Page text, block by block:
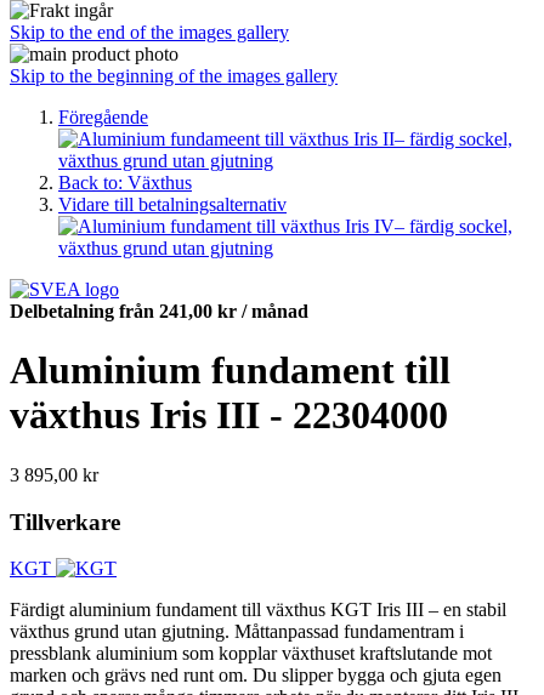
Skip to the end of the images gallery
Skip to the beginning of the images gallery
Föregående
Back to: Växthus
Vidare till betalningsalternativ
Delbetalning från 241,00 kr / månad
Aluminium fundament till
växthus Iris III - 22304000
3 895,00 kr
Tillverkare
KGT
Färdigt aluminium fundament till växthus KGT Iris III – en stabil
växthus grund utan gjutning. Måttanpassad fundamentram i
pressblank aluminium som kopplar växthuset kraftslutande mot
marken och grävs ned runt om. Du slipper bygga och gjuta egen